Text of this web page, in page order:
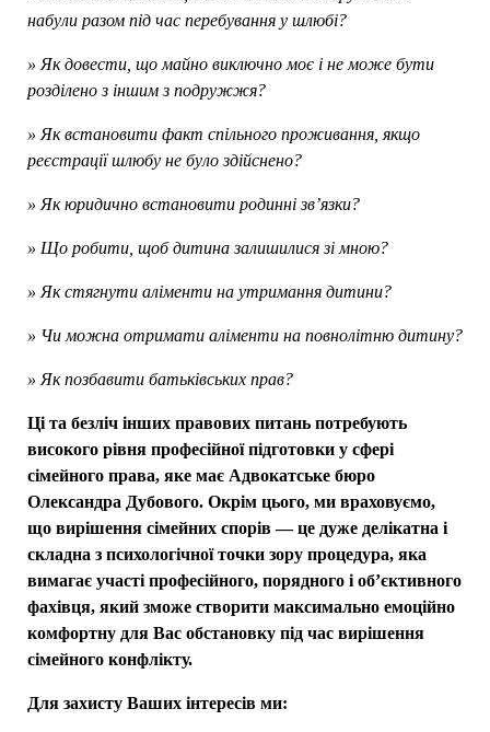
набули разом під час перебування у шлюбі?
» Як довести, що майно виключно моє і не може бути
розділено з іншим з подружжя?
» Як встановити факт спільного проживання, якщо
реєстрації шлюбу не було здійснено?
» Як юридично встановити родинні зв’язки?
» Що робити, щоб дитина залишилися зі мною?
» Як стягнути аліменти на утримання дитини?
» Чи можна отримати аліменти на повнолітню дитину?
» Як позбавити батьківських прав?
Ці та безліч інших правових питань потребують
високого рівня професійної підготовки у сфері
сімейного права, яке має Адвокатське бюро
Олександра Дубового. Окрім цього, ми враховуємо,
що вирішення сімейних спорів — це дуже делікатна і
складна з психологічної точки зору процедура, яка
вимагає участі професійного, порядного і об’єктивного
фахівця, який зможе створити максимально емоційно
комфортну для Вас обстановку під час вирішення
сімейного конфлікту.
Для захисту Ваших інтересів ми: